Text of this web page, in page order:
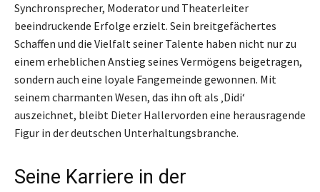
Synchronsprecher, Moderator und Theaterleiter
beeindruckende Erfolge erzielt. Sein breitgefächertes
Schaffen und die Vielfalt seiner Talente haben nicht nur zu
einem erheblichen Anstieg seines Vermögens beigetragen,
sondern auch eine loyale Fangemeinde gewonnen. Mit
seinem charmanten Wesen, das ihn oft als ‚Didi‘
auszeichnet, bleibt Dieter Hallervorden eine herausragende
Figur in der deutschen Unterhaltungsbranche.
Seine Karriere in der